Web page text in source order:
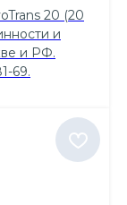
20 (20
и
и РФ.
69.